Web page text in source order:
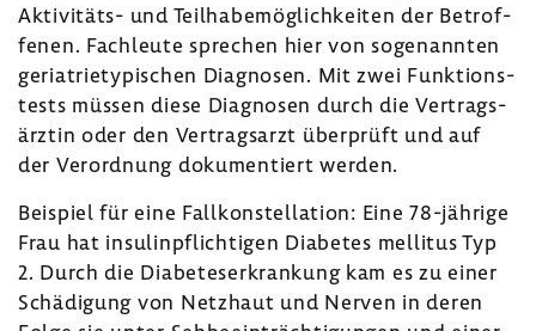
Aktivitäts-​ und Teil­ha­be­mög­lich­keiten der Betrof­
fenen. Fach­leute spre­chen hier von soge­nannten
geria­trie­ty­pi­schen Diagnosen. Mit zwei Funk­ti­ons­
tests müssen diese Diagnosen durch die Vertrags­
ärztin oder den Vertrags­arzt über­prüft und auf
der Verord­nung doku­men­tiert werden.
Beispiel für eine Fall­kon­stel­la­tion: Eine 78-​jährige
Frau hat insu­lin­pflich­tigen Diabetes mellitus Typ
2. Durch die Diabe­tes­er­kran­kung kam es zu einer
Schä­di­gung von Netz­haut und Nerven in deren